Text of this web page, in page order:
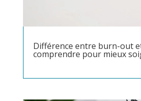
Différence entre burn-out
comprendre pour mieux